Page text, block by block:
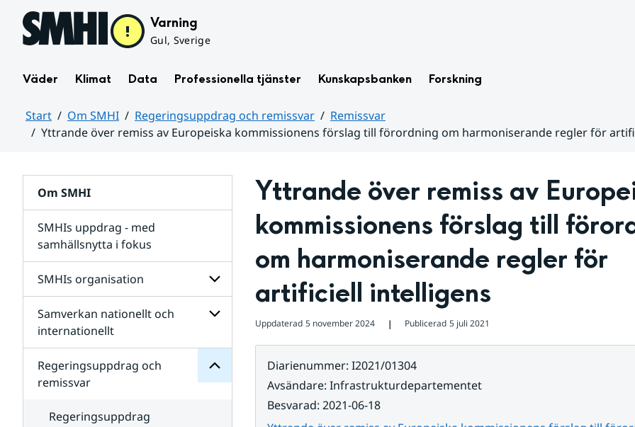
Hoppa till sidans innehåll Varning
Gul, Sverige
Väder Klimat Data Professionella tjänster Kunskapsbanken Forskning
Start Om SMHI Regeringsuppdrag och remissvar
Remissvar
Yttrande över remiss av Europeiska kommissionens förslag till förordning om harmoniserande regler för
Om SMHI
SMHIs uppdrag - med
samhällsnytta i fokus
SMHIs organisation
Undersidor
Samverkan nationellt och
internationellt
Undersidor
för
internationellt
Regeringsuppdrag och
remissvar
för
Regeringsuppdrag
remissvar
Regeringsuppdrag
Yttrande över remiss av
kommissionens förslag till
om harmoniserande regler för
artificiell intelligens
Uppdaterad 5 november 2024 ❘ Publicerad 5 juli 2021
Diarienummer: I2021/01304
Avsändare: Infrastrukturdepartementet
Besvarad: 2021-06-18